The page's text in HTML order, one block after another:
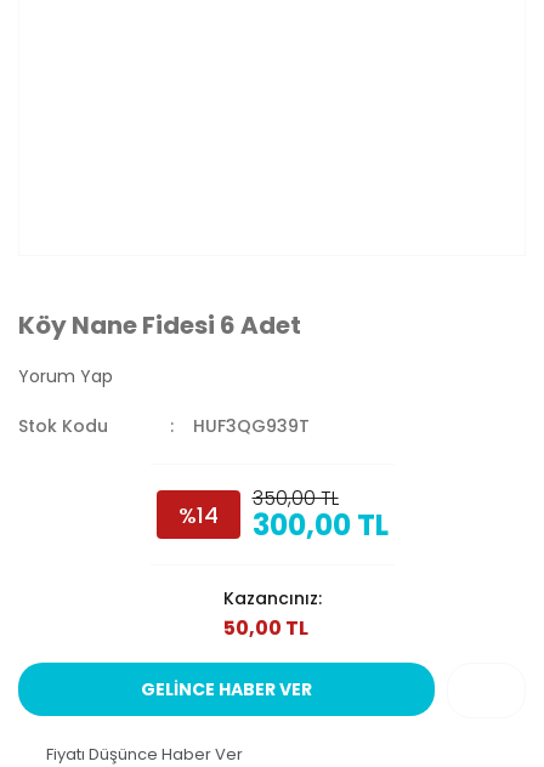
Köy Nane Fidesi 6 Adet
Yorum Yap
Stok Kodu HUF3QG939T
%14
350,00 TL
300,00 TL
Kazancınız:
50,00 TL
GELİNCE HABER VER
Fiyatı Düşünce Haber Ver